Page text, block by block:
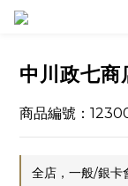
中川政七
商品編號：
全店，一般/銀